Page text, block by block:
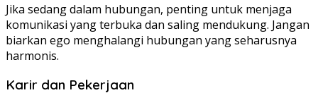
Jika sedang dalam hubungan, penting untuk menjaga
komunikasi yang terbuka dan saling mendukung. Jangan
biarkan ego menghalangi hubungan yang seharusnya
harmonis.
Karir dan Pekerjaan